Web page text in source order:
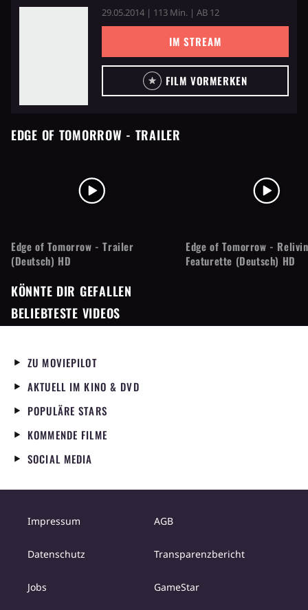
29.05.2014 | 113 Min. | AB 12
IM STREAM
FILM VORMERKEN
EDGE OF TOMORROW - TRAILER
Edge of Tomorrow - Trailer
(Deutsch) HD
Edge of Tomorrow -
Featurette (Deutsch) HD
KÖNNTE DIR GEFALLEN
BELIEBTESTE VIDEOS
ZU MOVIEPILOT
AKTUELL IM KINO & DVD
POPULÄRE STARS
KOMMENDE FILME
SOCIAL MEDIA
Impressum AGB
Datenschutz Transparenzbericht
Jobs GameStar